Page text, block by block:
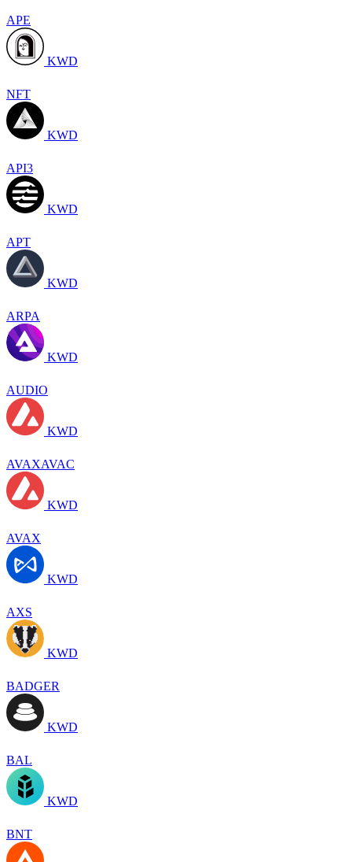
APE
KWD
NFT
KWD
API3
KWD
APT
KWD
ARPA
KWD
AUDIO
KWD
AVAXAVAC
KWD
AVAX
KWD
AXS
KWD
BADGER
KWD
BAL
KWD
BNT